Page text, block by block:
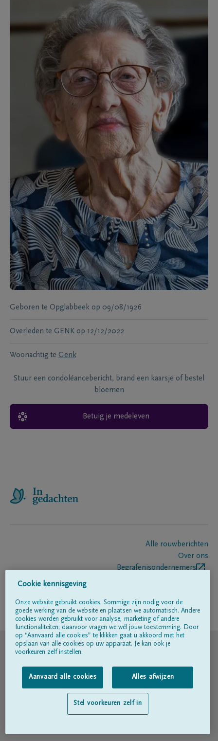
Geboren te Opglabbeek op 09/08/1926
Overleden te GENK op 12/12/2022
Woonachtig te Genk
Stuur een condoléancebericht, brand een kaarsje of bestel
bloemen
Betuig je medeleven
Alle rouwberichten
Over ons
Begrafenisondernemers
Volg ons op
© DELA
Gebruiksvoorwaarden
Privacyverklaring
Toegankelijkheidsverklaring
Cookie kennisgeving
Onze website gebruikt cookies. Sommige zijn nodig voor de
goede werking van de website en plaatsen we automatisch. Andere
cookies worden gebruikt voor analyse, marketing of andere
functionaliteiten; daarvoor vragen we wél jouw toestemming. Door
op “Aanvaard alle cookies” te klikken gaat u akkoord met het
opslaan van alle cookies op uw apparaat. Je kan ook je
voorkeuren zelf instellen.
Aanvaard alle cookies Alles afwijzen
Stel voorkeuren zelf in